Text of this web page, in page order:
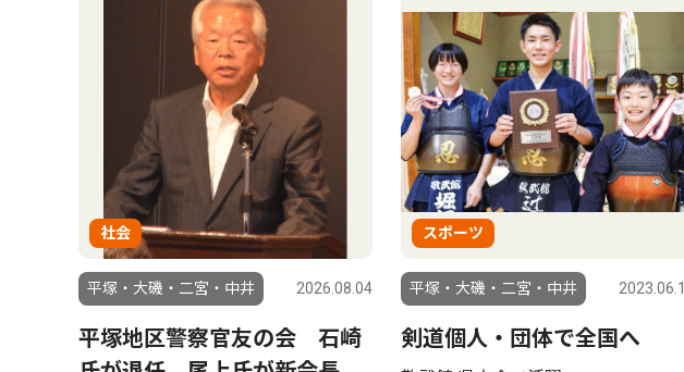
社会
平塚・大磯・二宮・中井 2026.08.04
平塚地区警察官友の会 石崎
スポーツ
平塚・大磯・二宮・中井
剣道個人・団体で全国へ